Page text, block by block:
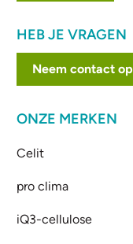
HEB JE VRAGEN
Neem contact op
ONZE MERKEN
Celit
pro clima
iQ3-cellulose